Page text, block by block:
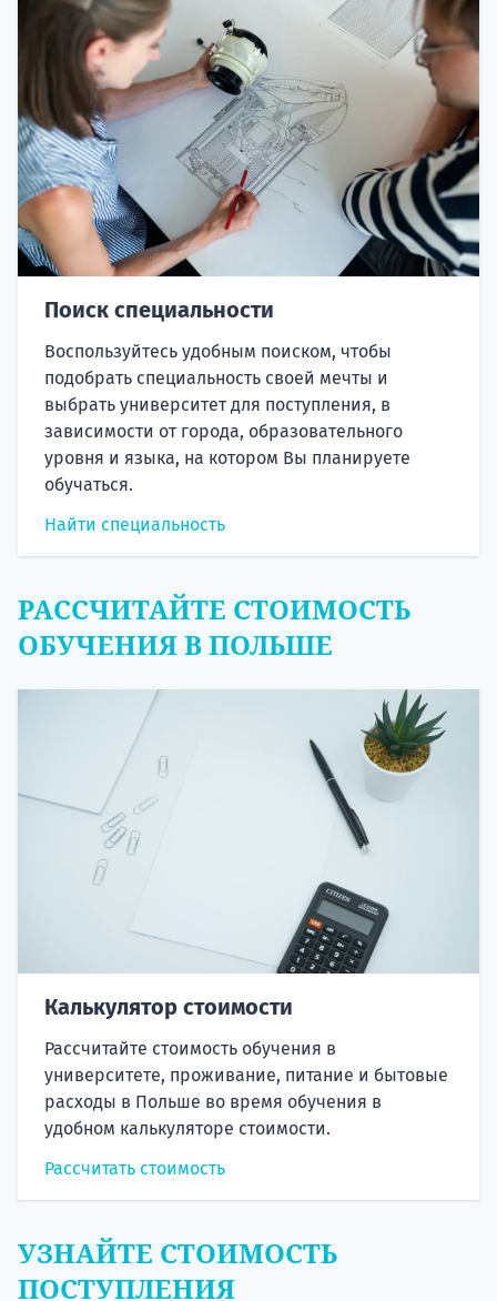
Поиск специальности
Воспользуйтесь удобным поиском, чтобы
подобрать специальность своей мечты и
выбрать университет для поступления, в
зависимости от города, образовательного
уровня и языка, на котором Вы планируете
обучаться.
Найти специальность
РАССЧИТАЙТЕ СТОИМОСТЬ
ОБУЧЕНИЯ В ПОЛЬШЕ
Калькулятор стоимости
Рассчитайте стоимость обучения в
университете, проживание, питание и бытовые
расходы в Польше во время обучения в
удобном калькуляторе стоимости.
Рассчитать стоимость
УЗНАЙТЕ СТОИМОСТЬ
ПОСТУПЛЕНИЯ